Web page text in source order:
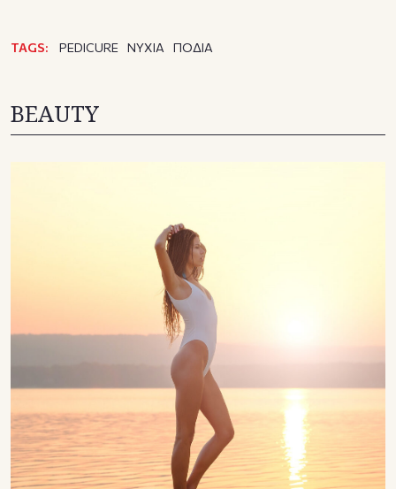
TAGS: PEDICURE ΝΥΧΙΑ ΠΟΔΙΑ
BEAUTY